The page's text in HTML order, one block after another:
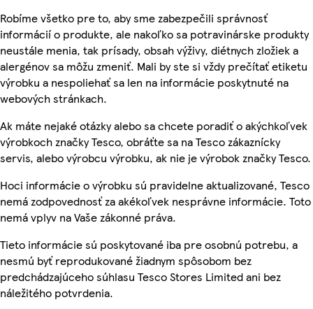
Robíme všetko pre to, aby sme zabezpečili správnosť
informácií o produkte, ale nakoľko sa potravinárske produkty
neustále menia, tak prísady, obsah výživy, diétnych zložiek a
alergénov sa môžu zmeniť. Mali by ste si vždy prečítať etiketu
výrobku a nespoliehať sa len na informácie poskytnuté na
webových stránkach.
Ak máte nejaké otázky alebo sa chcete poradiť o akýchkoľvek
výrobkoch značky Tesco, obráťte sa na Tesco zákaznícky
servis, alebo výrobcu výrobku, ak nie je výrobok značky Tesco.
Hoci informácie o výrobku sú pravidelne aktualizované, Tesco
nemá zodpovednosť za akékoľvek nesprávne informácie. Toto
nemá vplyv na Vaše zákonné práva.
Tieto informácie sú poskytované iba pre osobnú potrebu, a
nesmú byť reprodukované žiadnym spôsobom bez
predchádzajúceho súhlasu Tesco Stores Limited ani bez
náležitého potvrdenia.